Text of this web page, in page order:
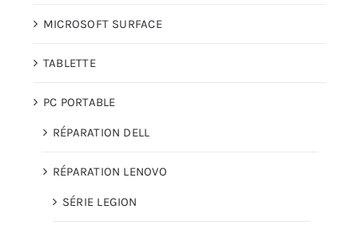
MICROSOFT SURFACE
TABLETTE
PC PORTABLE
RÉPARATION DELL
RÉPARATION LENOVO
SÉRIE LEGION